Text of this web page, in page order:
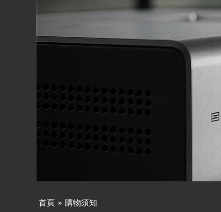
商品一覽
二手專區
產品詢價
視聽室預約
首頁 » 購物須知